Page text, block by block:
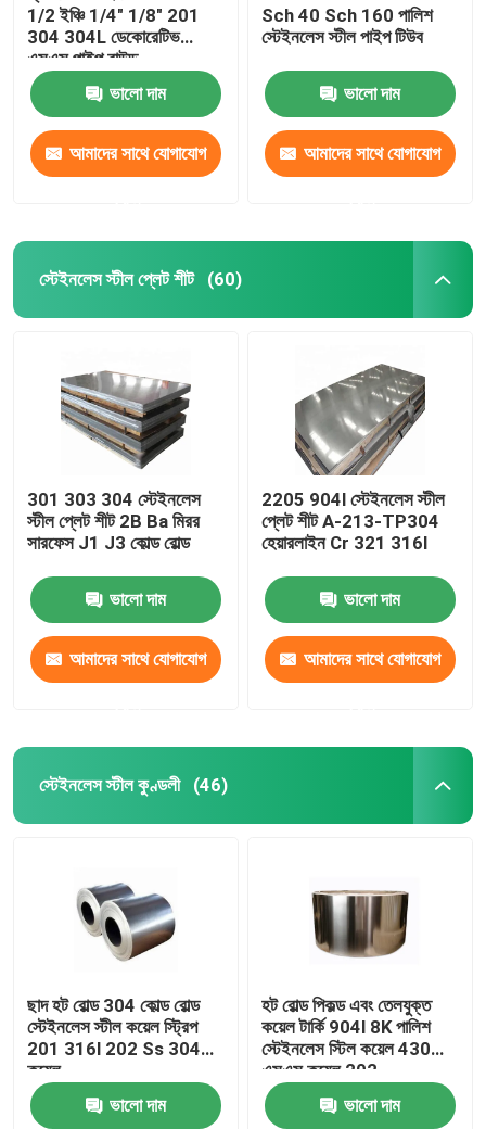
1/2 ইঞ্চি 1/4" 1/8" 201
304 304L ডেকোরেটিভ
এসএস পাইপ রাউন্ড
ভালো দাম
আমাদের সাথে যোগাযোগ
Sch 40 Sch 160 পালিশ
স্টেইনলেস স্টীল পাইপ টিউব
ভালো দাম
আমাদের সাথে যোগাযোগ
স্টেইনলেস স্টীল প্লেট শীট (60)
301 303 304 স্টেইনলেস
স্টীল প্লেট শীট 2B Ba মিরর
সারফেস J1 J3 কোল্ড রোল্ড
ভালো দাম
আমাদের সাথে যোগাযোগ
2205 904l স্টেইনলেস স্টীল
প্লেট শীট A-213-TP304
হেয়ারলাইন Cr 321 316l
ভালো দাম
আমাদের সাথে যোগাযোগ
স্টেইনলেস স্টীল কুণ্ডলী (46)
ছাদ হট রোল্ড 304 কোল্ড রোল্ড
স্টেইনলেস স্টীল কয়েল স্ট্রিপ
201 316l 202 Ss 304
কয়েল
ভালো দাম
হট রোল্ড পিকল্ড এবং তেলযুক্ত
কয়েল টার্কি 904l 8K পালিশ
স্টেইনলেস স্টিল কয়েল 430
এসএস কয়েল 202
ভালো দাম